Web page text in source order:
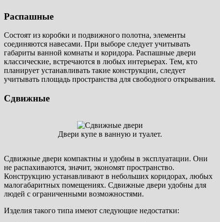
Распашные
Состоят из коробки и подвижного полотна, элементы
соединяются навесами. При выборе следует учитывать
габариты ванной комнаты и коридора. Распашные двери
классические, встречаются в любых интерьерах. Тем, кто
планирует устанавливать такие конструкции, следует
учитывать площадь пространства для свободного открывания.
Сдвижные
Двери купе в ванную и туалет.
Сдвижные двери компактны и удобны в эксплуатации. Они
не распахиваются, значит, экономят пространство.
Конструкцию устанавливают в небольших коридорах, любых
малогабаритных помещениях. Сдвижные двери удобны для
людей с ограниченными возможностями.
Изделия такого типа имеют следующие недостатки: